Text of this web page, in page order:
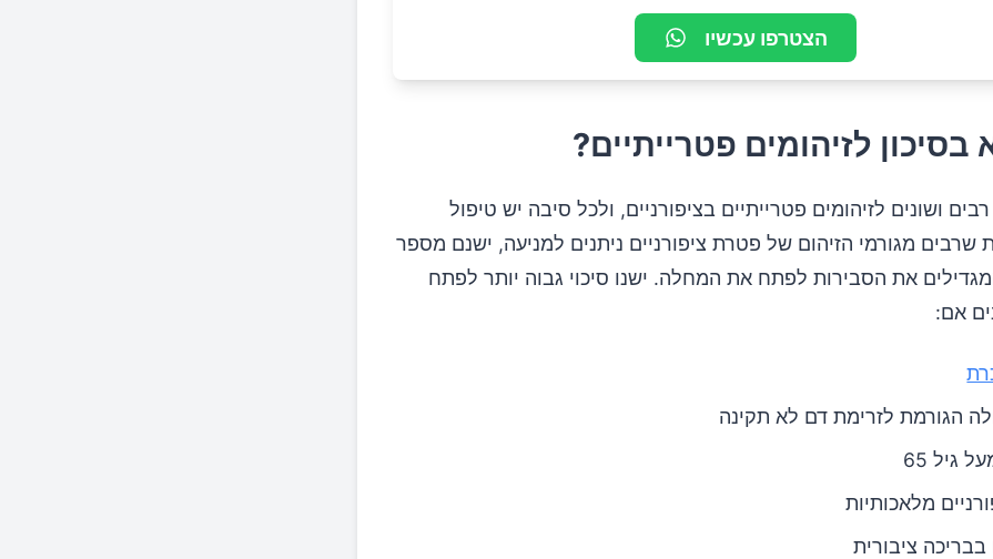
הצטרפו עכשיו
בסיכון לזיהומים פטרייתיים?
ושונים לזיהומים פטרייתיים בציפורניים, ולכל סיבה יש טיפול
מגורמי הזיהום של פטרת ציפורניים ניתנים למניעה, ישנם מספר
המגדילים את הסבירות לפתח את המחלה. ישנו סיכוי גבוה יותר לפתח
אם:
הגורמת לזרימת דם לא תקינה
גיל 65
מלאכותיות
ציבורית